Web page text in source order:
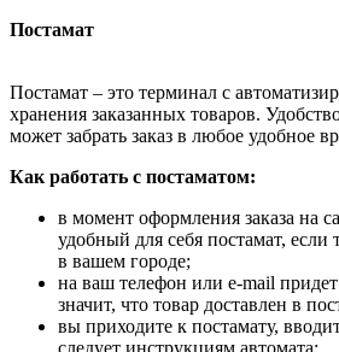
Постамат
Постамат – это терминал с
хранения заказанных товаров.
может забрать заказ в любое удобное
Как работать с постаматом:
в момент оформления заказа на
удобный для себя постамат, если
в вашем городе;
на ваш телефон или e-mail
значит, что товар доставлен в
вы приходите к постамату,
следует инструкциям автомата;